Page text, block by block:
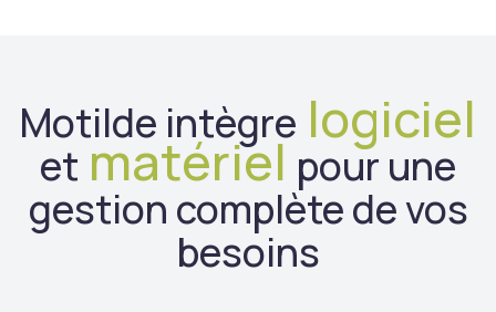
Motilde intègre logiciel
et matériel pour une
gestion complète de vos
besoins